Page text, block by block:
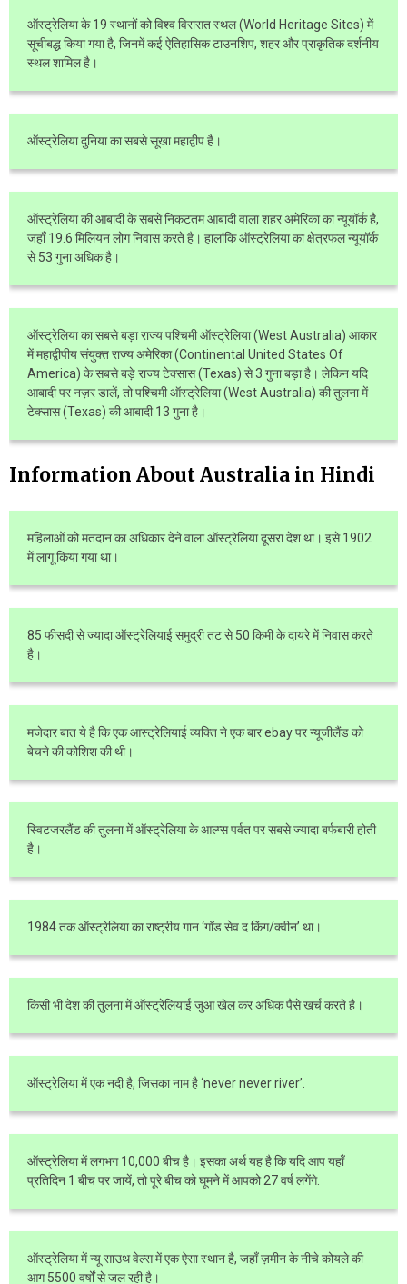
ऑस्ट्रेलिया के 19 स्थानों को विश्व विरासत स्थल (World Heritage Sites) में
सूचीबद्ध किया गया है, जिनमें कई ऐतिहासिक टाउनशिप, शहर और प्राकृतिक दर्शनीय
स्थल शामिल है।
ऑस्ट्रेलिया दुनिया का सबसे सूखा महाद्वीप है।
ऑस्ट्रेलिया की आबादी के सबसे निकटतम आबादी वाला शहर अमेरिका का न्यूयॉर्क है,
जहाँ 19.6 मिलियन लोग निवास करते है। हालांकि ऑस्ट्रेलिया का क्षेत्रफल न्यूयॉर्क
से 53 गुना अधिक है।
ऑस्ट्रेलिया का सबसे बड़ा राज्य पश्चिमी ऑस्ट्रेलिया (West Australia) आकार
में महाद्वीपीय संयुक्त राज्य अमेरिका (Continental United States Of
America) के सबसे बड़े राज्य टेक्सास (Texas) से 3 गुना बड़ा है। लेकिन यदि
आबादी पर नज़र डालें, तो पश्चिमी ऑस्ट्रेलिया (West Australia) की तुलना में
टेक्सास (Texas) की आबादी 13 गुना है।
Information About Australia in Hindi
महिलाओं को मतदान का अधिकार देने वाला ऑस्ट्रेलिया दूसरा देश था। इसे 1902
में लागू किया गया था।
85 फीसदी से ज्यादा ऑस्ट्रेलियाई समुद्री तट से 50 किमी के दायरे में निवास करते
है।
मजेदार बात ये है कि एक आस्ट्रेलियाई व्यक्ति ने एक बार ebay पर न्यूजीलैंड को
बेचने की कोशिश की थी।
स्विटजरलैंड की तुलना में ऑस्ट्रेलिया के आल्प्स पर्वत पर सबसे ज्यादा बर्फबारी होती
है।
1984 तक ऑस्ट्रेलिया का राष्ट्रीय गान ‘गॉड सेव द किंग/क्वीन’ था।
किसी भी देश की तुलना में ऑस्ट्रेलियाई जुआ खेल कर अधिक पैसे खर्च करते है।
ऑस्ट्रेलिया में एक नदी है, जिसका नाम है ‘never never river’.
ऑस्ट्रेलिया में लगभग 10,000 बीच है। इसका अर्थ यह है कि यदि आप यहाँ
प्रतिदिन 1 बीच पर जायें, तो पूरे बीच को घूमने में आपको 27 वर्ष लगेंगे.
ऑस्ट्रेलिया में न्यू साउथ वेल्स में एक ऐसा स्थान है, जहाँ ज़मीन के नीचे कोयले की
आग 5500 वर्षों से जल रही है।